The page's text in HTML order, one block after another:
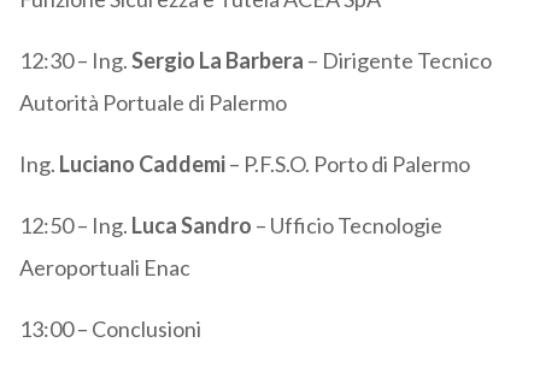
12:30 – Ing.Sergio La Barbera – Dirigente Tecnico
Autorità Portuale di Palermo
Ing. Luciano Caddemi– P.F.S.O. Porto di Palermo
12:50 – Ing. Luca Sandro – Ufficio Tecnologie
Aeroportuali Enac
13:00 – Conclusioni